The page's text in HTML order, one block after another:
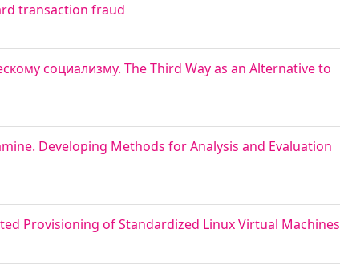
transaction fraud
социализму. The Third Way as an Alternative to
Developing Methods for Analysis and Evaluation
Provisioning of Standardized Linux Virtual Machines